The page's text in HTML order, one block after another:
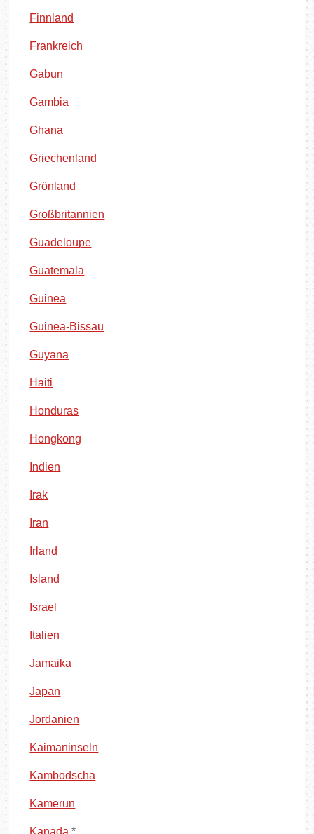
Finnland
Frankreich
Gabun
Gambia
Ghana
Griechenland
Grönland
Großbritannien
Guadeloupe
Guatemala
Guinea
Guinea-Bissau
Guyana
Haiti
Honduras
Hongkong
Indien
Irak
Iran
Irland
Island
Israel
Italien
Jamaika
Japan
Jordanien
Kaimaninseln
Kambodscha
Kamerun
Kanada *